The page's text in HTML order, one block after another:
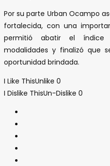
Por su parte Urban Ocampo
fortalecida, con una
permitió abatir el índice
modalidades y finalizó que
oportunidad brindada.
I Like ThisUnlike 0
I Dislike ThisUn-Dislike 0